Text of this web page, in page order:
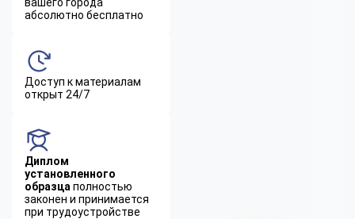
абсолютно бесплатно
Доступ к материалам
открыт 24/7
Диплом
установленного
образца полностью
законен и принимается
при трудоустройстве